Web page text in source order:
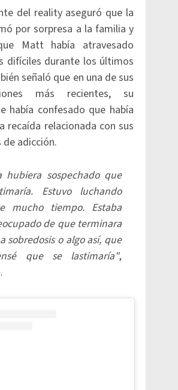
del reality aseguró que la
por sorpresa a la familia y
Matt había atravesado
difíciles durante los últimos
señaló que en una de sus
más recientes, su
había confesado que había
recaída relacionada con sus
adicción.
hubiera sospechado que
Estuvo luchando
mucho tiempo. Estaba
de que terminara
sobredosis o algo así, que
que se lastimaría",